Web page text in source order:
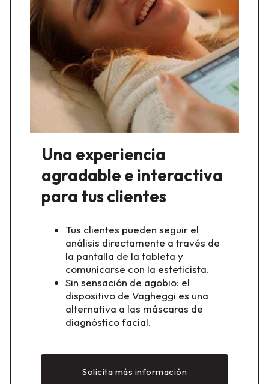
Una experiencia
agradable e interactiva
para tus clientes
Tus clientes pueden seguir el
análisis directamente a través de
la pantalla de la tableta y
comunicarse con la esteticista.
Sin sensación de agobio: el
dispositivo de Vagheggi es una
alternativa a las máscaras de
diagnóstico facial.
Solicita más información